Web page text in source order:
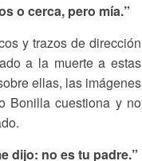
o cerca, pero mía.”
y trazos de dirección
a la muerte a estas
ellas, las imágenes
Bonilla cuestiona y no
dijo: no es tu padre.”